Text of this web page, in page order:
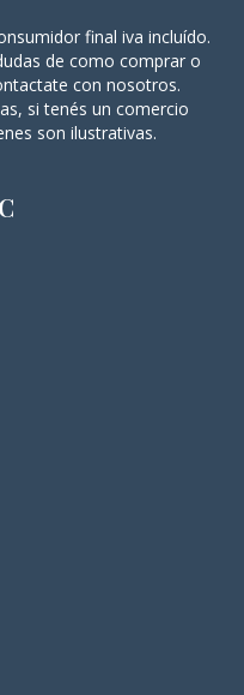
final iva incluído.
de como comprar o
con nosotros.
si tenés un comercio
son ilustrativas.